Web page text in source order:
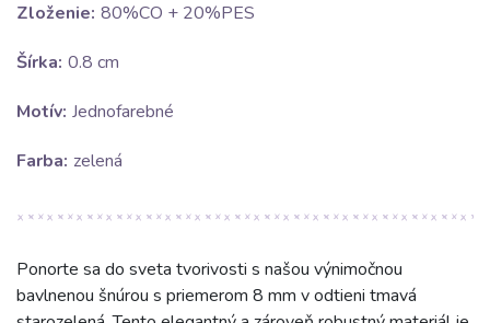
Zloženie: 80%CO + 20%PES
Šírka: 0.8 cm
Motív: Jednofarebné
Farba: zelená
Ponorte sa do sveta tvorivosti s našou výnimočnou
bavlnenou šnúrou s priemerom 8 mm v odtieni tmavá